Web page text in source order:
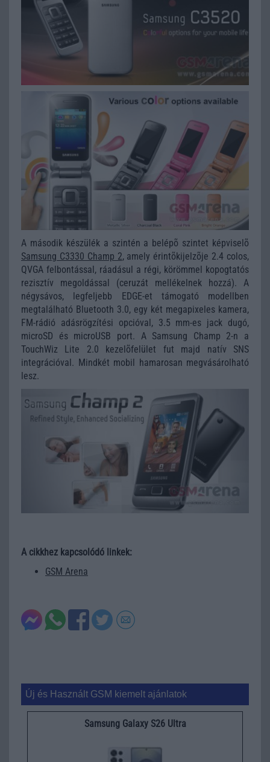
A második készülék a szintén a belépõ szintet képviselõ
Samsung C3330 Champ 2, amely érintõkijelzõje 2.4 colos,
QVGA felbontással, ráadásul a régi, körömmel kopogtatós
rezisztív megoldással (ceruzát mellékelnek hozzá). A
négysávos, legfeljebb EDGE-et támogató modellben
megtalálható Bluetooth 3.0, egy két megapixeles kamera,
FM-rádió adásrögzítési opcióval, 3.5 mm-es jack dugó,
microSD és microUSB port. A Samsung Champ 2-n a
TouchWiz Lite 2.0 kezelõfelület fut majd natív SNS
integrációval. Mindkét mobil hamarosan megvásárolható
lesz.
A cikkhez kapcsolódó linkek:
GSM Arena
Új és Használt GSM kiemelt ajánlatok
Samsung Galaxy S26 Ultra